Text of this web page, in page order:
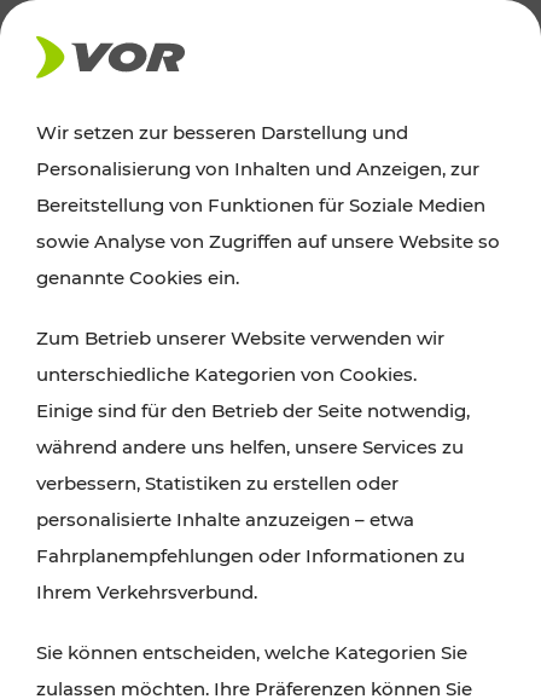
AKTUELLES
Ausflugstipps
Wien, Niederösterreich und das Burgenland
Wanderungen, Kultur und Gastronomie,
Radtouren oder purer Naturgenuss – viele
Attraktionen sind mit den Ticket- und Fahrplan-
Angeboten des VOR gut und schnell erreichbar.
Wir setzen zur besseren Darstellung und
Personalisierung von Inhalten und Anzeigen, zur
Bereitstellung von Funktionen für Soziale Medien
sowie Analyse von Zugriffen auf unsere Website so
genannte Cookies ein.
Zum Betrieb unserer Website verwenden wir
unterschiedliche Kategorien von Cookies.
Einige sind für den Betrieb der Seite notwendig,
während andere uns helfen, unsere Services zu
verbessern, Statistiken zu erstellen oder
personalisierte Inhalte anzuzeigen – etwa
Fahrplanempfehlungen oder Informationen zu
Ihrem Verkehrsverbund.
Sie können entscheiden, welche Kategorien Sie
zulassen möchten. Ihre Präferenzen können Sie